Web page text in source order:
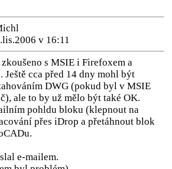
v 16:11
s MSIE i Firefoxem a
Ještě cca před 14 dny mohl být
DWG (pokud byl v MSIE
ale to by už mělo být také OK.
pohldu bloku (klepnout na
přes iDrop a přetáhnout blok
e-mailem.